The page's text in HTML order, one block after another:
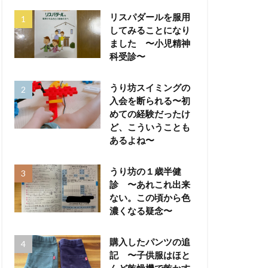
リスパダールを服用
してみることになり
ました 〜小児精神
科受診〜
うり坊スイミングの
入会を断られる〜初
めての経験だったけ
ど、こういうことも
あるよね〜
うり坊の１歳半健
診 〜あれこれ出来
ない。この頃から色
濃くなる疑念〜
購入したパンツの追
記 〜子供服はほと